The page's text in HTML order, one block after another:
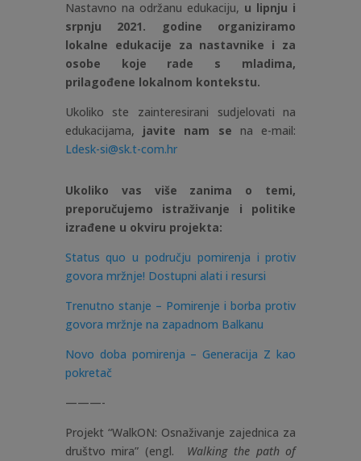
Nastavno na održanu edukaciju, u lipnju i
srpnju 2021. godine organiziramo
lokalne edukacije za nastavnike i za
osobe koje rade s mladima,
prilagođene lokalnom kontekstu.
Ukoliko ste zainteresirani sudjelovati na
edukacijama, javite nam se na e-mail:
Ldesk-si@sk.t-com.hr
Ukoliko vas više zanima o temi,
preporučujemo istraživanje i politike
izrađene u okviru projekta:
Status quo u području pomirenja i protiv
govora mržnje! Dostupni alati i resursi
Trenutno stanje – Pomirenje i borba protiv
govora mržnje na zapadnom Balkanu
Novo doba pomirenja – Generacija Z kao
pokretač
———-
Projekt “WalkON: Osnaživanje zajednica za
društvo mira” (engl. Walking the path of